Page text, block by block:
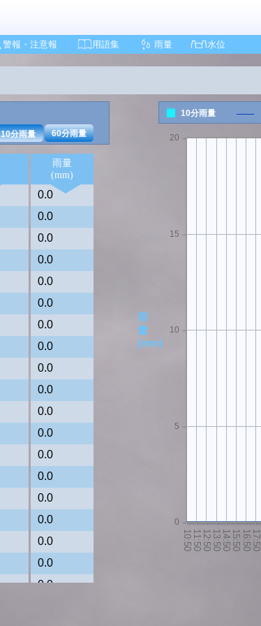
警報・注意報 用語集 雨量 水位
10分雨量
60分雨量
雨量
(mm)
0.0
0.0
0.0
0.0
0.0
0.0
0.0
0.0
0.0
0.0
0.0
0.0
0.0
0.0
0.0
0.0
0.0
0.0
0.0
10分雨量
雨
量
(mm)
0
5
10
15
20